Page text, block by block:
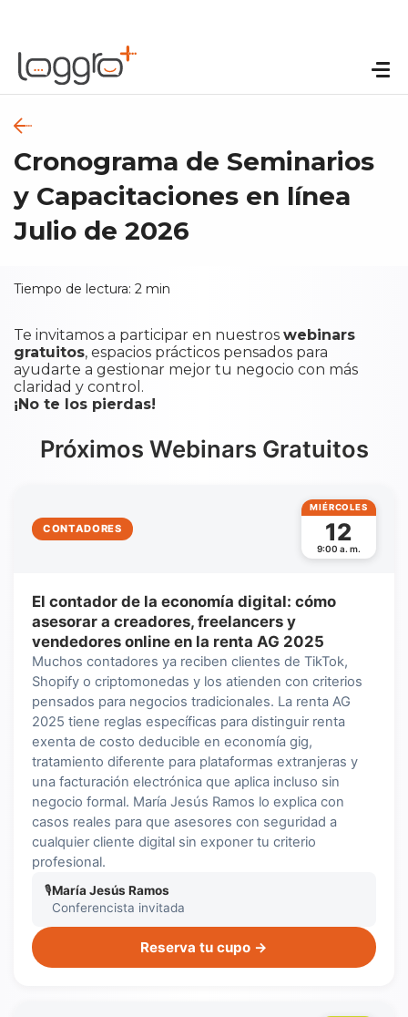
Cronograma de Seminarios
y Capacitaciones en línea
Julio de 2026
Tiempo de lectura: 2 min
Te invitamos a participar en nuestros webinars
gratuitos, espacios prácticos pensados para
ayudarte a gestionar mejor tu negocio con más
claridad y control.
¡No te los pierdas!
Próximos Webinars Gratuitos
CONTADORES
MIÉRCOLES
12
9:00 a. m.
El contador de la economía digital: cómo
asesorar a creadores, freelancers y
vendedores online en la renta AG 2025
Muchos contadores ya reciben clientes de TikTok,
Shopify o criptomonedas y los atienden con criterios
pensados para negocios tradicionales. La renta AG
2025 tiene reglas específicas para distinguir renta
exenta de costo deducible en economía gig,
tratamiento diferente para plataformas extranjeras y
una facturación electrónica que aplica incluso sin
negocio formal. María Jesús Ramos lo explica con
casos reales para que asesores con seguridad a
cualquier cliente digital sin exponer tu criterio
profesional.
🎙María Jesús Ramos
Conferencista invitada
Reserva tu cupo →